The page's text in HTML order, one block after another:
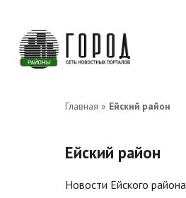
контенту
Главная » Ейский район
Ейский район
Новости Ейского района